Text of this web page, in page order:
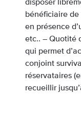
disposer
bénéficiaire de
en présence
etc.. – Quotité
qui permet
conjoint
réservataires
recueillir